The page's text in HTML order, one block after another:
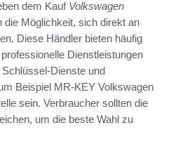
dem Kauf Volkswagen
die Möglichkeit, sich direkt an
Diese Händler bieten häufig
Dienstleistungen
Dienste und
Beispiel MR-KEY Volkswagen
sein. Verbraucher sollten die
um die beste Wahl zu